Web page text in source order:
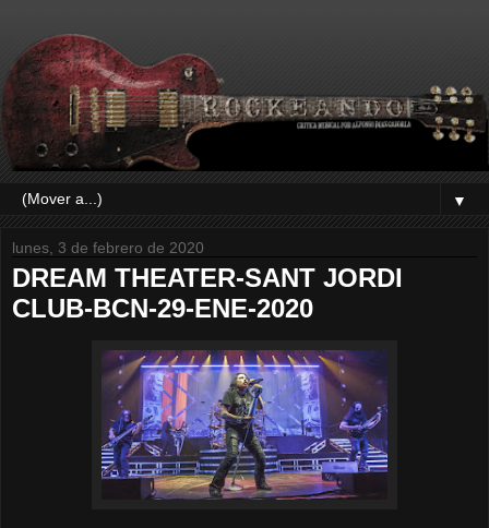
▼
lunes, 3 de febrero de 2020
DREAM THEATER-SANT JORDI
CLUB-BCN-29-ENE-2020